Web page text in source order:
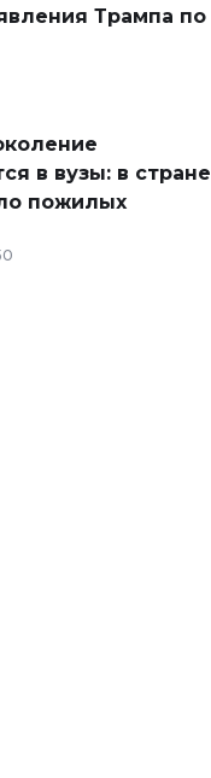
Трампа по
в вузы: в стране
пожилых